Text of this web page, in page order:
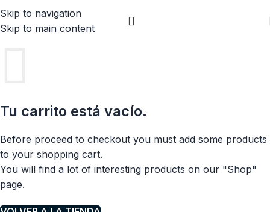
Skip to navigation
Skip to main content
Tu carrito está vacío.
Before proceed to checkout you must add some products
to your shopping cart.
You will find a lot of interesting products on our "Shop"
page.